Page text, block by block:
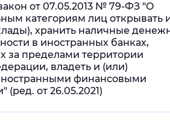
от 07.05.2013 № 79-ФЗ "О
категориям лиц открывать
хранить наличные
в иностранных банках,
за пределами территории
владеть и (или)
финансовыми
(ред. от 26.05.2021)